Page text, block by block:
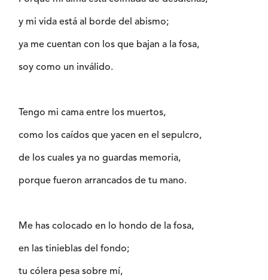
y mi vida está al borde del abismo;
ya me cuentan con los que bajan a la fosa,
soy como un inválido.
Tengo mi cama entre los muertos,
como los caídos que yacen en el sepulcro,
de los cuales ya no guardas memoria,
porque fueron arrancados de tu mano.
Me has colocado en lo hondo de la fosa,
en las tinieblas del fondo;
tu cólera pesa sobre mí,